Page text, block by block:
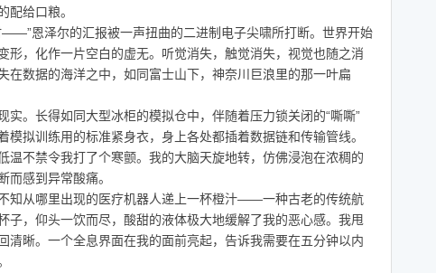
配给口粮。
恩泽尔的汇报被一声扭曲的二进制电子尖啸所打断。世界开始
形，化作一片空白的虚无。听觉消失，触觉消失，视觉也随之消
在数据的海洋之中，如同富士山下，神奈川巨浪里的那一叶扁
。长得如同大型冰柜的模拟仓中，伴随着压力锁关闭的“嘶嘶”
模拟训练用的标准紧身衣，身上各处都插着数据链和传输管线。
温不禁令我打了个寒颤。我的大脑天旋地转，仿佛浸泡在浓稠的
而感到异常酸痛。
从哪里出现的医疗机器人递上一杯橙汁——一种古老的传统航
子，仰头一饮而尽，酸甜的液体极大地缓解了我的恶心感。我甩
清晰。一个全息界面在我的面前亮起，告诉我需要在五分钟以内